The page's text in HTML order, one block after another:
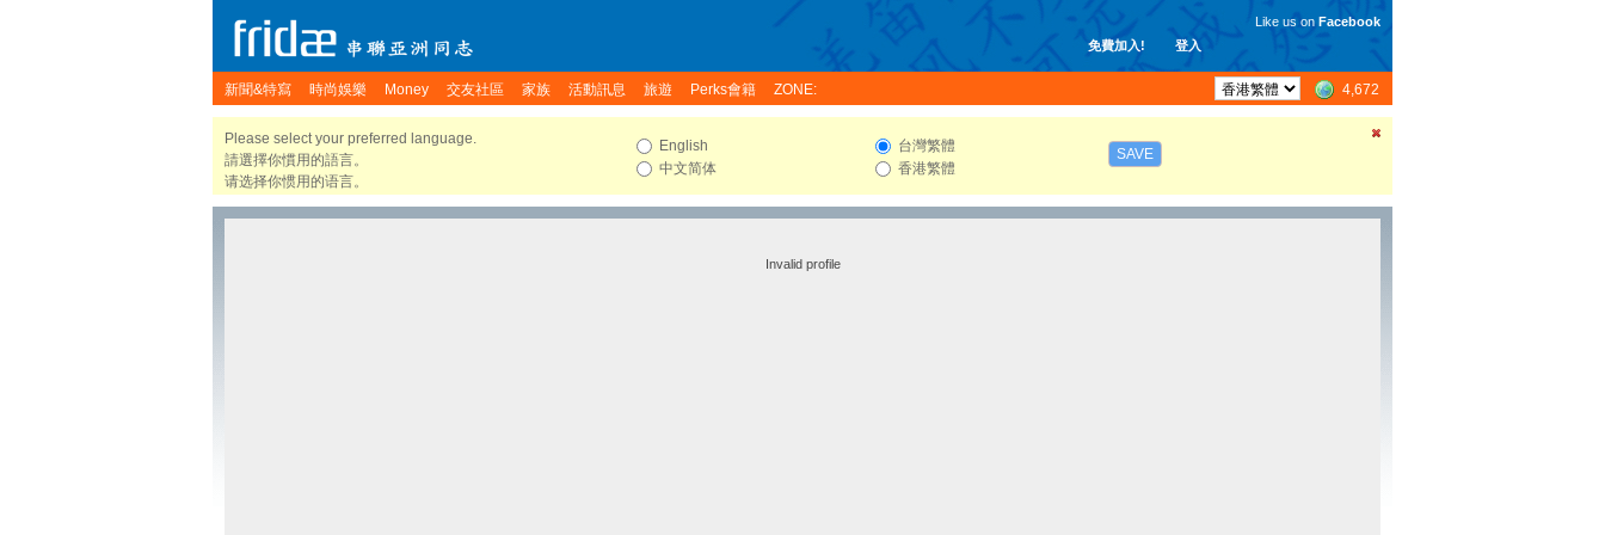
免費加入! 登入
Like us on Facebook
新聞&特寫 時尚娛樂 Money 交友社區 家族 活動訊息 旅遊 Perks會籍 ZONE: 4,672
Please select your preferred language.
請選擇你慣用的語言。
请选择你惯用的语言。
English
中文简体
台灣繁體
香港繁體
SAVE
Invalid profile